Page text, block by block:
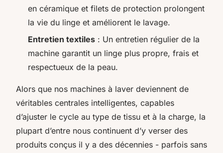
en céramique et filets de protection prolongent
la vie du linge et améliorent le lavage.
Entretien textiles : Un entretien régulier de la
machine garantit un linge plus propre, frais et
respectueux de la peau.
Alors que nos machines à laver deviennent de
véritables centrales intelligentes, capables
d’ajuster le cycle au type de tissu et à la charge, la
plupart d’entre nous continuent d’y verser des
produits conçus il y a des décennies - parfois sans